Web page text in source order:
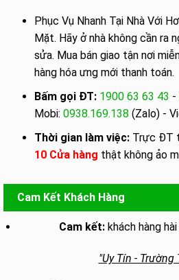
Phục Vụ Nhanh Tại Nhà Với
Mặt. Hãy ở nhà không cần ra
sửa. Mua bán giao tận nơi
hàng hóa ưng mới thanh toán.
Bấm gọi ĐT: 1900 63 63 43 -
Mobi: 0938.169.138 (Zalo) -
Thời gian làm việc: Trực ĐT
10 Cửa hàng thật không ảo
Cam Kết Khách Hàng
Cam kết: khách hàng
"Uy Tín - Trường